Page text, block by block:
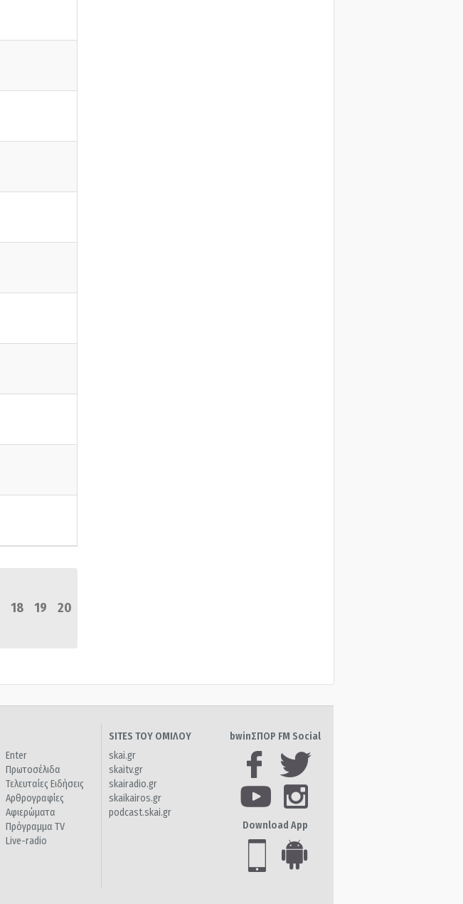
18 19
20
Enter
Πρωτοσέλιδα
Τελευταίες Ειδήσεις
Αρθρογραφίες
Αφιερώματα
Πρόγραμμα TV
Live-radio
SITES ΤΟΥ ΟΜΙΛΟΥ
skai.gr
skaitv.gr
skairadio.gr
skaikairos.gr
podcast.skai.gr
bwinΣΠΟΡ FM Social
Download App